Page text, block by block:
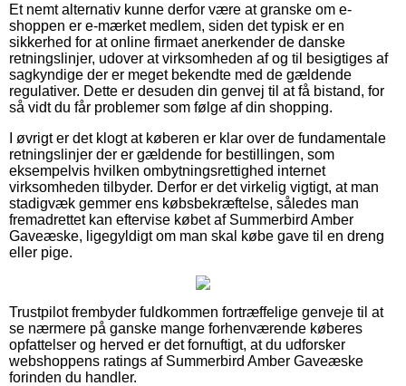
Et nemt alternativ kunne derfor være at granske om e-
shoppen er e-mærket medlem, siden det typisk er en
sikkerhed for at online firmaet anerkender de danske
retningslinjer, udover at virksomheden af og til besigtiges af
sagkyndige der er meget bekendte med de gældende
regulativer. Dette er desuden din genvej til at få bistand, for
så vidt du får problemer som følge af din shopping.
I øvrigt er det klogt at køberen er klar over de fundamentale
retningslinjer der er gældende for bestillingen, som
eksempelvis hvilken ombytningsrettighed internet
virksomheden tilbyder. Derfor er det virkelig vigtigt, at man
stadigvæk gemmer ens købsbekræftelse, således man
fremadrettet kan eftervise købet af Summerbird Amber
Gaveæske, ligegyldigt om man skal købe gave til en dreng
eller pige.
Trustpilot frembyder fuldkommen fortræffelige genveje til at
se nærmere på ganske mange forhenværende køberes
opfattelser og herved er det fornuftigt, at du udforsker
webshoppens ratings af Summerbird Amber Gaveæske
forinden du handler.